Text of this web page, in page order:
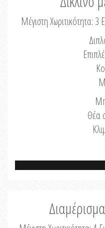
Μέγιστη Χωριτικότητα: 3
Θέα